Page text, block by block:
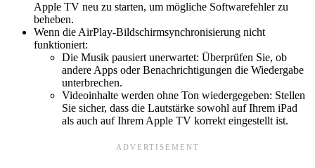
Apple TV neu zu starten, um mögliche Softwarefehler zu
beheben.
Wenn die AirPlay-Bildschirmsynchronisierung nicht
funktioniert:
Die Musik pausiert unerwartet: Überprüfen Sie, ob
andere Apps oder Benachrichtigungen die Wiedergabe
unterbrechen.
Videoinhalte werden ohne Ton wiedergegeben: Stellen
Sie sicher, dass die Lautstärke sowohl auf Ihrem iPad
als auch auf Ihrem Apple TV korrekt eingestellt ist.